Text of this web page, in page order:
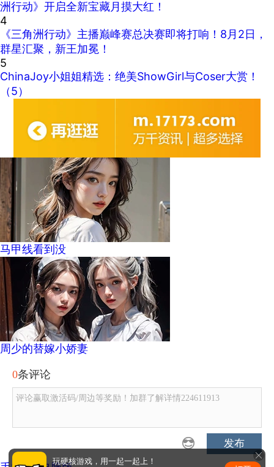
洲行动》开启全新宝藏月摸大红！
4
《三角洲行动》主播巅峰赛总决赛即将打响！8月2日，
群星汇聚，新王加冕！
5
ChinaJoy小姐姐精选：绝美ShowGirl与Coser大赏！
（5）
马甲线看到没
周少的替嫁小娇妻
0条评论
评论赢取激活码/周边等奖励！加群了解详情224611913
发布
玩硬核游戏，用一起一起上！